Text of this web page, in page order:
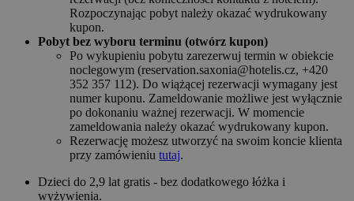
Rozpoczynając pobyt należy okazać wydrukowany
kupon.
Pobyt bez wyboru terminu (otwórz kupon)
Po wykupieniu pobytu zarezerwuj termin w obiekcie
noclegowym (reservation.saxonia@hotelis.cz, +420
352 357 112). Do wiążącej rezerwacji wymagany jest
numer kuponu. Zameldowanie możliwe jest wyłącznie
po dokonaniu ważnej rezerwacji. W momencie
zameldowania należy okazać wydrukowany kupon.
Rezerwację możesz utworzyć na swoim koncie klienta
przy zamówieniu tutaj.
Dzieci do 2,9 lat gratis - bez dodatkowego łóżka i
wyżywienia.